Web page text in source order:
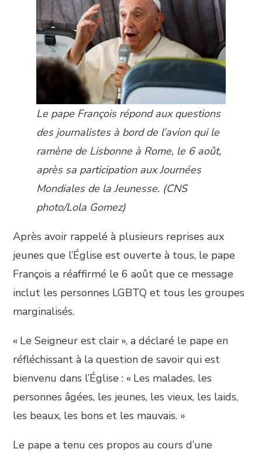
Le pape François répond aux questions
des journalistes à bord de l’avion qui le
ramène de Lisbonne à Rome, le 6 août,
après sa participation aux Journées
Mondiales de la Jeunesse. (CNS
photo/Lola Gomez)
Après avoir rappelé à plusieurs reprises aux
jeunes que l’Église est ouverte à tous, le pape
François a réaffirmé le 6 août que ce message
inclut les personnes LGBTQ et tous les groupes
marginalisés.
« Le Seigneur est clair », a déclaré le pape en
réfléchissant à la question de savoir qui est
bienvenu dans l’Église : « Les malades, les
personnes âgées, les jeunes, les vieux, les laids,
les beaux, les bons et les mauvais. »
Le pape a tenu ces propos au cours d’une